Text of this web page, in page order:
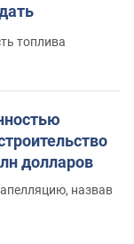
топлива
долларов
назвав